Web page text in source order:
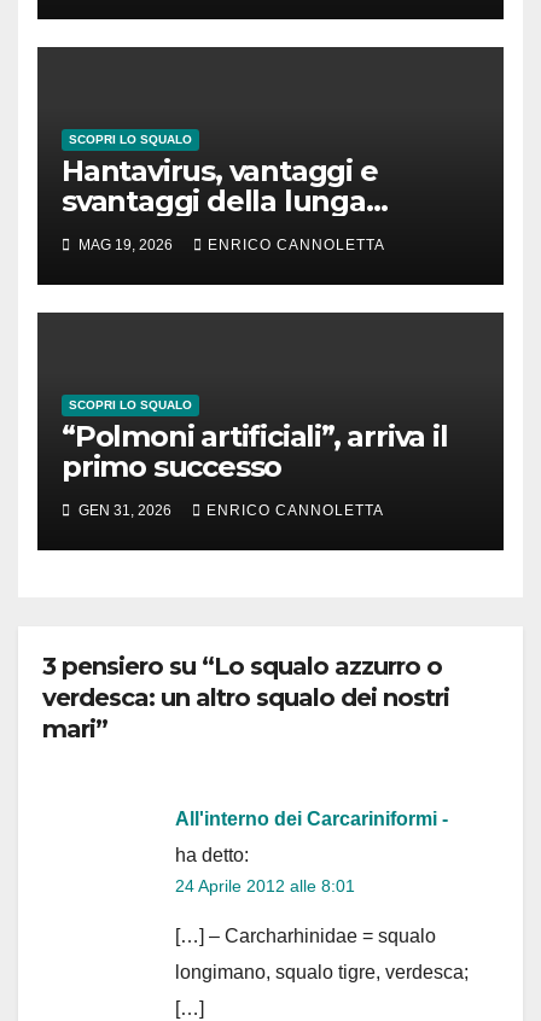
SCOPRI LO SQUALO
Hantavirus, vantaggi e
svantaggi della lunga
incubazione
MAG 19, 2026 ENRICO CANNOLETTA
SCOPRI LO SQUALO
“Polmoni artificiali”, arriva il
primo successo
GEN 31, 2026 ENRICO CANNOLETTA
3 pensiero su “Lo squalo azzurro o
verdesca: un altro squalo dei nostri
mari”
All'interno dei Carcariniformi -
ha detto:
24 Aprile 2012 alle 8:01
[…] – Carcharhinidae = squalo
longimano, squalo tigre, verdesca;
[…]